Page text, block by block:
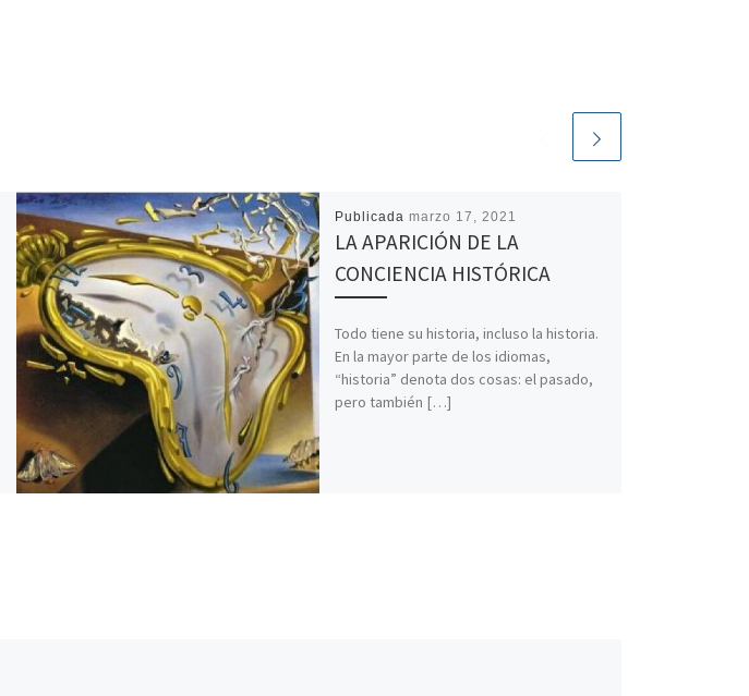
Publicada marzo 17, 2021
LA APARICIÓN DE LA
CONCIENCIA HISTÓRICA
Todo tiene su historia, incluso la historia.
En la mayor parte de los idiomas,
“historia” denota dos cosas: el pasado,
pero también […]